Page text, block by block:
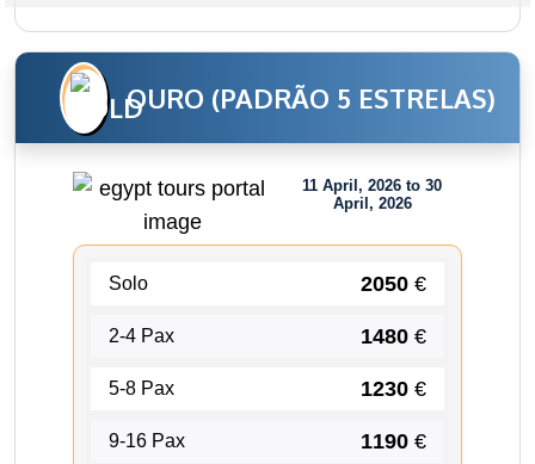
OURO (PADRÃO 5 ESTRELAS)
11 April, 2026 to 30
April, 2026
Solo 2050 €
2-4 Pax 1480 €
5-8 Pax 1230 €
9-16 Pax 1190 €